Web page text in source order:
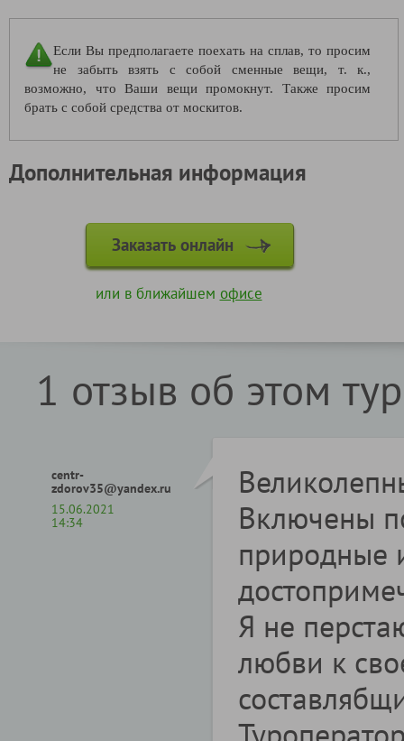
Если Вы предполагаете поехать на сплав, то просим
не забыть взять с собой сменные вещи, т. к.,
возможно, что Ваши вещи промокнут. Также просим
брать с собой средства от москитов.
Дополнительная информация
Заказать онлайн
или в ближайшем офисе
1 отзыв об этом
centr-
zdorov35@yandex.ru
15.06.2021
14:34
Включены
природные
Я не
любви к